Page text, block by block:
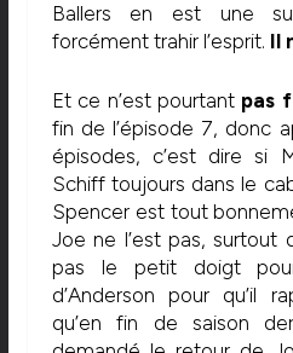
Ballers en est une
forcément trahir l’esprit. Il
Et ce n’est pourtant pas
fin de l’épisode 7, donc
épisodes, c’est dire si
Schiff toujours dans le
Spencer est tout
Joe ne l’est pas, surtout
pas le petit doigt
d’Anderson pour qu’il
qu’en fin de saison